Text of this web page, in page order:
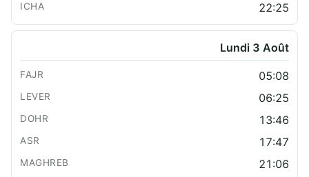
22:25
Lundi 3 Août
05:08
06:25
13:46
17:47
21:06